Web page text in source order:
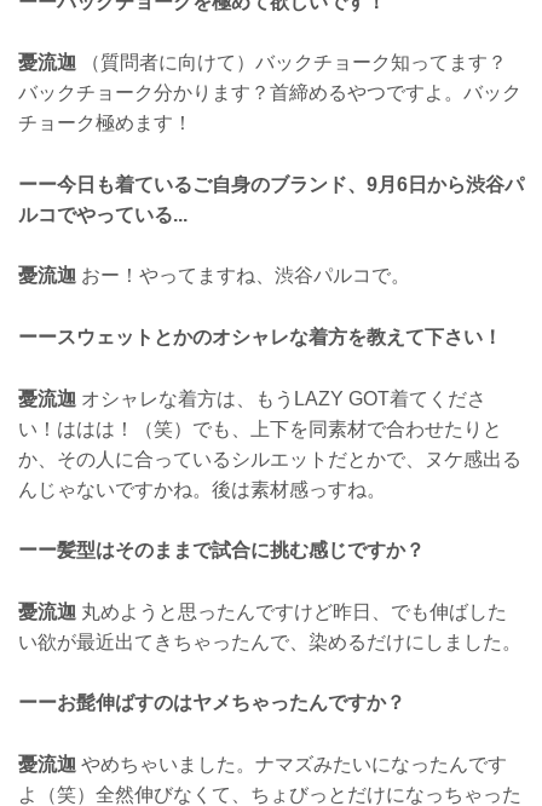
憂流迦 （質問者に向けて）バックチョーク知ってます？
バックチョーク分かります？首締めるやつですよ。バック
チョーク極めます！
ーー今日も着ているご自身のブランド、9月6日から渋谷パ
ルコでやっている...
憂流迦 おー！やってますね、渋谷パルコで。
ーースウェットとかのオシャレな着方を教えて下さい！
憂流迦 オシャレな着方は、もうLAZY GOT着てくださ
い！ははは！（笑）でも、上下を同素材で合わせたりと
か、その人に合っているシルエットだとかで、ヌケ感出る
んじゃないですかね。後は素材感っすね。
ーー髪型はそのままで試合に挑む感じですか？
憂流迦 丸めようと思ったんですけど昨日、でも伸ばした
い欲が最近出てきちゃったんで、染めるだけにしました。
ーーお髭伸ばすのはヤメちゃったんですか？
憂流迦 やめちゃいました。ナマズみたいになったんです
よ（笑）全然伸びなくて、ちょびっとだけになっちゃった